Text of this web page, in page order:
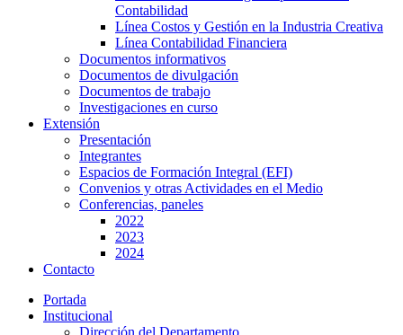
Contabilidad
Línea Costos y Gestión en la Industria Creativa
Línea Contabilidad Financiera
Documentos informativos
Documentos de divulgación
Documentos de trabajo
Investigaciones en curso
Extensión
Presentación
Integrantes
Espacios de Formación Integral (EFI)
Convenios y otras Actividades en el Medio
Conferencias, paneles
2022
2023
2024
Contacto
Portada
Institucional
Dirección del Departamento